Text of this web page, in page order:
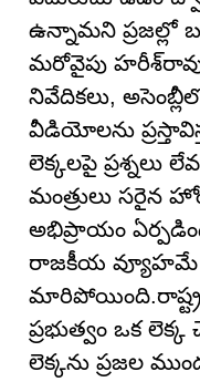
ఉన్నామని ప్రజల్లో
మరోవైపు
నివేదికలు,
వీడియోలను
లెక్కలపై ప్రశ్నలు
మంత్రులు సరైన
అభిప్రాయం
రాజకీయ వ్యూహమే
మారిపోయింది.రాష్ట్ర
ప్రభుత్వం ఒక
లెక్కను ప్రజల